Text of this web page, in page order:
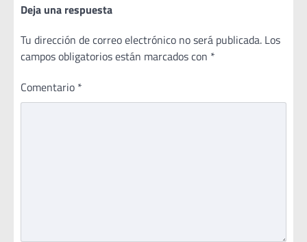
Deja una respuesta
Tu dirección de correo electrónico no será publicada. Los
campos obligatorios están marcados con *
Comentario *